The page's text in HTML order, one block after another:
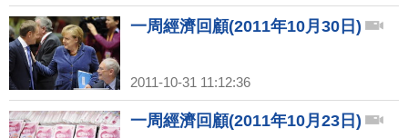
一周經濟回顧(2011年10月30日)
2011-10-31 11:12:36
一周經濟回顧(2011年10月23日)